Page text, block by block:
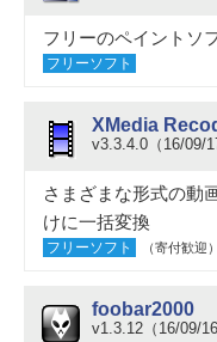
フリーのペイントソ
フリーソフト
XMedia
v3.3.4.0（16/09/
さまざまな形式の動
けに一括変換
フリーソフト （寄付歓迎）
foobar2000
v1.3.12（16/09/16